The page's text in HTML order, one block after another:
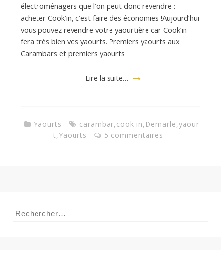
électroménagers que l’on peut donc revendre :
acheter Cook’in, c’est faire des économies !Aujourd’hui
vous pouvez revendre votre yaourtière car Cook’in
fera très bien vos yaourts. Premiers yaourts aux
Carambars et premiers yaourts
Lire la suite…
Yaourts carambar,cook'in, Demarle,yaour
t,Yaourts 5 commentaires
Rechercher :